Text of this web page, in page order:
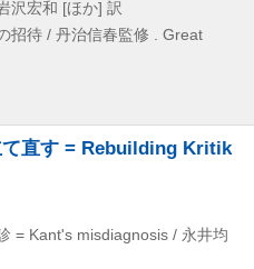
沢宏和 [ほか] 訳
招待 / 丹治信春監修 . Great
て直す = Rebuilding Kritik
= Kant's misdiagnosis / 永井均